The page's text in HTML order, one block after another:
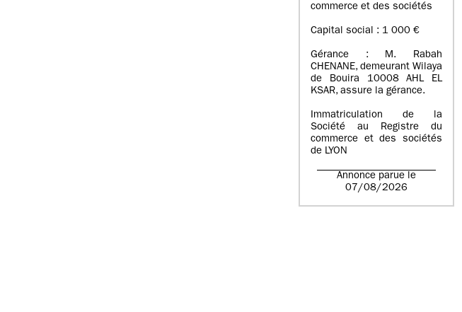
commerce et des sociétés
Capital social : 1 000 €
Gérance : M. Rabah
CHENANE, demeurant Wilaya
de Bouira 10008 AHL EL
KSAR, assure la gérance.
Immatriculation de la
Société au Registre du
commerce et des sociétés
de LYON
Annonce parue le
07/08/2026